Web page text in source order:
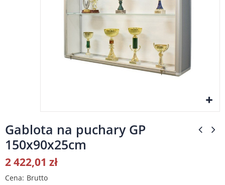
Gablota na puchary GP
150x90x25cm
2 422,01 zł
Cena Brutto